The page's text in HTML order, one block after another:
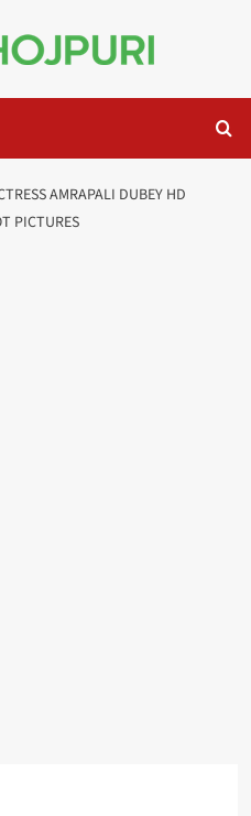
AMRAPALI DUBEY HD
PICTURES